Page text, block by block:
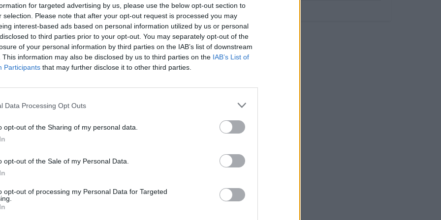
for targeted advertising by us, please use the below opt-out section to
selection. Please note that after your opt-out request is processed you may
interest-based ads based on personal information utilized by us or personal
to third parties prior to your opt-out. You may separately opt-out of the
of your personal information by third parties on the IAB’s list of downstream
This information may also be disclosed by us to third parties on the IAB’s List of
Participants that may further disclose it to other third parties.
Data Processing Opt Outs
opt-out of the Sharing of my personal data.
opt-out of the Sale of my Personal Data.
opt-out of processing my Personal Data for Targeted
Dito ex-treinador do FC Famalicão
HOJE 3 DE SETEMBRO, 2020 0
Já há horários das três
jornadas
em Famalicão no dia 18 de setembro, às 19 horas